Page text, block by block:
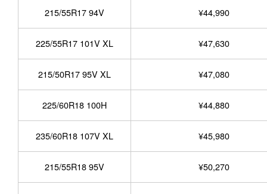
215/55R17 94V ¥44,990
225/55R17 101V XL ¥47,630
215/50R17 95V XL ¥47,080
225/60R18 100H ¥44,880
235/60R18 107V XL ¥45,980
215/55R18 95V ¥50,270